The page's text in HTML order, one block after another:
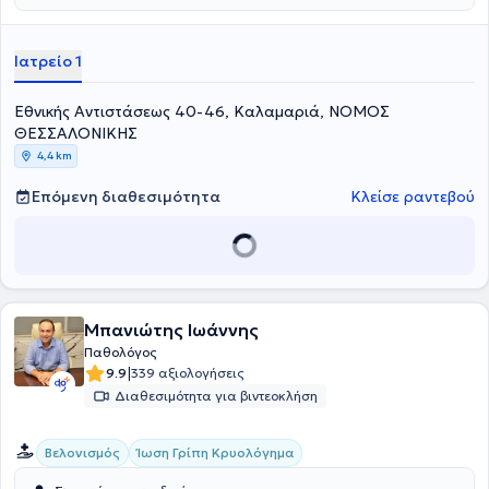
και στο μεταβολικό σύνδρομο.
Ιατρείο 1
Εθνικής Αντιστάσεως 40-46, Καλαμαριά, ΝΟΜΟΣ
ΘΕΣΣΑΛΟΝΙΚΗΣ
4,4 km
Επόμενη διαθεσιμότητα Κλείσε ραντεβού
Μπανιώτης Ιωάννης
Παθολόγος
9.9|339 αξιολογήσεις
Διαθεσιμότητα για βιντεοκλήση
Βελονισμός Ίωση Γρίπη Κρυολόγημα